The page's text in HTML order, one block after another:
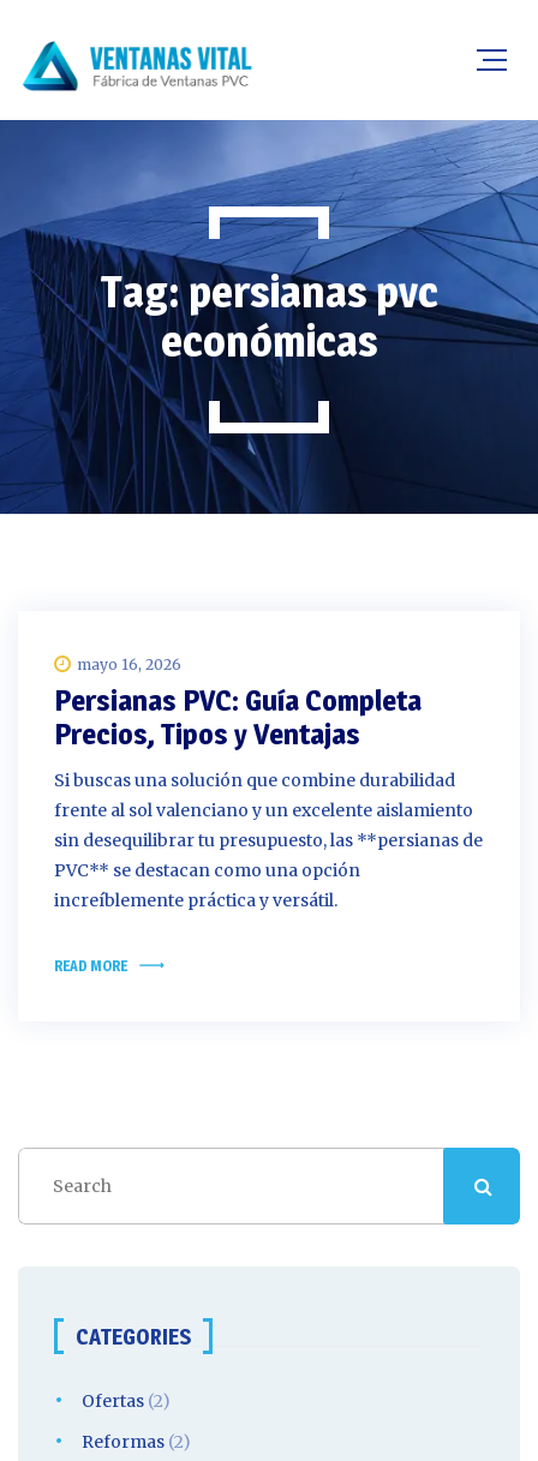
Tag: persianas pvc
económicas
mayo 16, 2026
Persianas PVC: Guía Completa
Precios, Tipos y Ventajas
Si buscas una solución que combine durabilidad
frente al sol valenciano y un excelente aislamiento
sin desequilibrar tu presupuesto, las **persianas de
PVC** se destacan como una opción
increíblemente práctica y versátil.
READ MORE
CATEGORIES
Ofertas (2)
Reformas (2)